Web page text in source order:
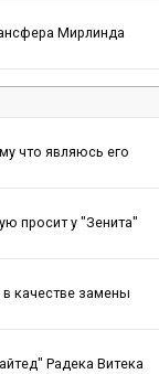
Мирлинда
что являюсь его
просит у "Зенита"
качестве замены
Радека Витека